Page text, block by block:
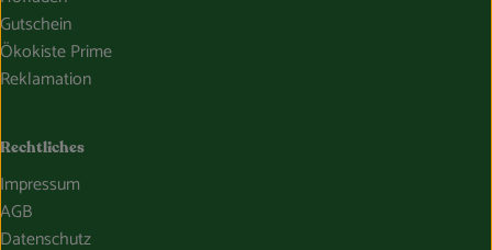
Gutschein
Ökokiste Prime
Reklamation
Rechtliches
Impressum
AGB
Datenschutz